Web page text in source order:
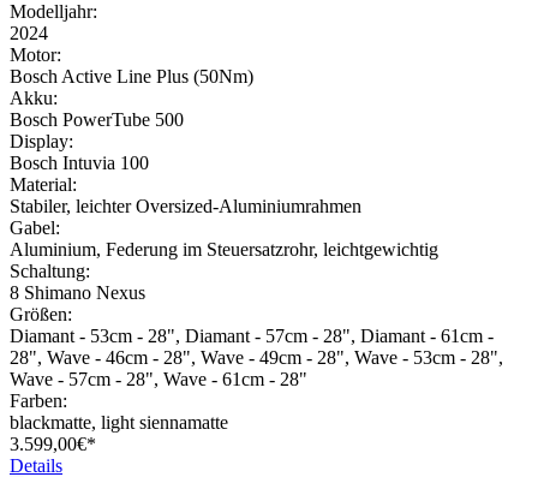
Modelljahr:
2024
Motor:
Bosch Active Line Plus (50Nm)
Akku:
Bosch PowerTube 500
Display:
Bosch Intuvia 100
Material:
Stabiler, leichter Oversized-Aluminiumrahmen
Gabel:
Aluminium, Federung im Steuersatzrohr, leichtgewichtig
Schaltung:
8 Shimano Nexus
Größen:
Diamant - 53cm - 28", Diamant - 57cm - 28", Diamant - 61cm -
28", Wave - 46cm - 28", Wave - 49cm - 28", Wave - 53cm - 28",
Wave - 57cm - 28", Wave - 61cm - 28"
Farben:
blackmatte, light siennamatte
3.599,00€*
Details